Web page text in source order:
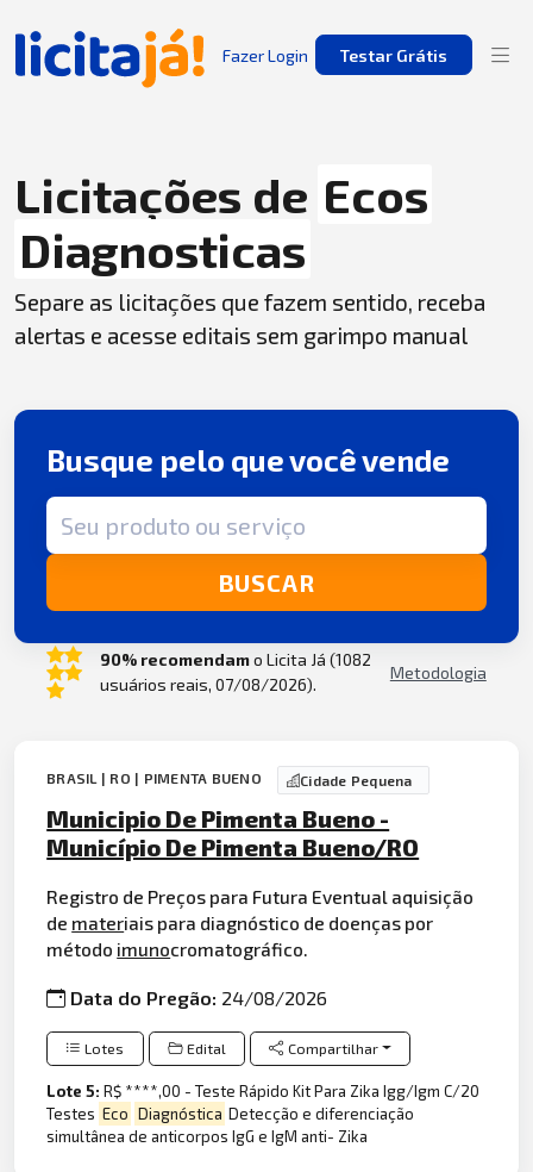
Fazer Login Testar Grátis
Licitações de Ecos
Diagnosticas
Separe as licitações que fazem sentido, receba
alertas e acesse editais sem garimpo manual
Busque pelo que você vende
Termo de busca
BUSCAR
90% recomendamo Licita Já (1082
usuários reais, 07/08/2026).
Metodologia
BRASIL | RO | PIMENTA BUENO Cidade Pequena
Municipio De Pimenta Bueno -
Município De Pimenta Bueno/RO
Registro de Preços para Futura Eventual aquisição
de materiais para diagnóstico de doenças por
método imunocromatográfico.
Data do Pregão: 24/08/2026
Lotes Edital Compartilhar
Lote 5:R$ ****,00 - Teste Rápido Kit Para Zika Igg/Igm C/20
Testes Eco Diagnóstica Detecção e diferenciação
simultânea de anticorpos IgG e IgM anti- Zika